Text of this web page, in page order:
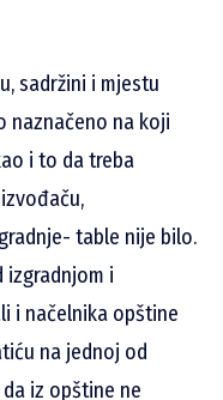
sadržini i mjestu
naznačeno na koji
i to da treba
table nije bilo.
izgradnjom i
i načelnika opštine
na jednoj od
iz opštine ne